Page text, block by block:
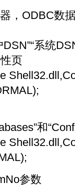
ODBC数
系统
页
和
参数